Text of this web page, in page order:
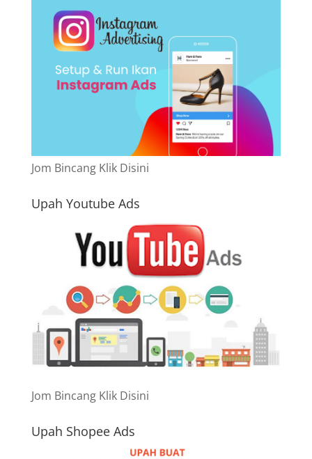
Jom Bincang Klik Disini
Upah Youtube Ads
Jom Bincang Klik Disini
Upah Shopee Ads